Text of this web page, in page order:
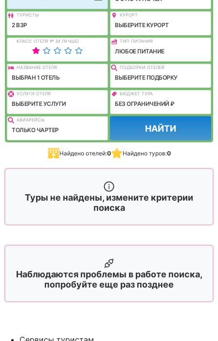
ТУРИСТЫ
2 ВЗР
КУРОРТ
ВЫБЕРИТЕ КУРОРТ
КЛАСС ОТЕЛЯ 1* (И ЛУЧШЕ) ТИП ПИТАНИЯ
ЛЮБОЕ ПИТАНИЕ
НАЗВАНИЕ ОТЕЛЯ
ВЫБРАН 1 ОТЕЛЬ
ПОДБОРКИ ОТЕЛЕЙ
ВЫБЕРИТЕ ПОДБОРКУ
УСЛУГИ ОТЕЛЯ
ВЫБЕРИТЕ УСЛУГИ
БЮДЖЕТ ТУРА
БЕЗ ОГРАНИЧЕНИЙ ₽
АВИАРЕЙСЫ
ТОЛЬКО ЧАРТЕР НАЙТИ
Найдено отелей:0 Найдено туров:0
Туры не найдены, измените критерии
поиска
Наблюдаются проблемы в работе поиска,
попробуйте еще раз позднее